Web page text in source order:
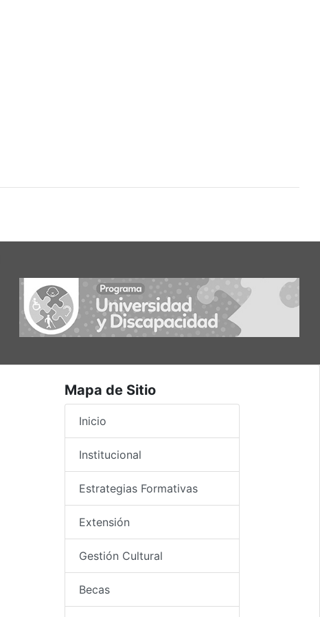
Mapa de Sitio
Inicio
Institucional
Estrategias Formativas
Extensión
Gestión Cultural
Becas